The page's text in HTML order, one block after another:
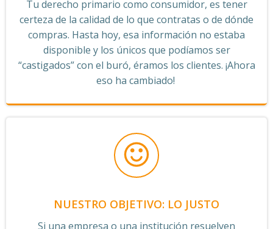
Tu derecho primario como consumidor, es tener
certeza de la calidad de lo que contratas o de dónde
compras. Hasta hoy, esa información no estaba
disponible y los únicos que podíamos ser
“castigados” con el buró, éramos los clientes. ¡Ahora
eso ha cambiado!
NUESTRO OBJETIVO: LO JUSTO
Si una empresa o una institución resuelven